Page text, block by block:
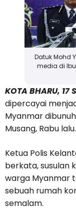
Datuk Mohd
media di Ibu
KOTA BHARU,
dipercayai
Myanmar
Musang, Rabu lalu.
Ketua Polis
berkata, susulan
warga Myanmar
sebuah rumah
semalam.